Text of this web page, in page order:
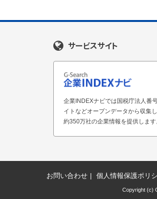
サービスサイト
企業INDEXナビでは国税庁法人番
イトなどオープンデータから収集
約350万社の企業情報を提供します
お問い合わせ 個人情報保護ポリ
Copyright (c)